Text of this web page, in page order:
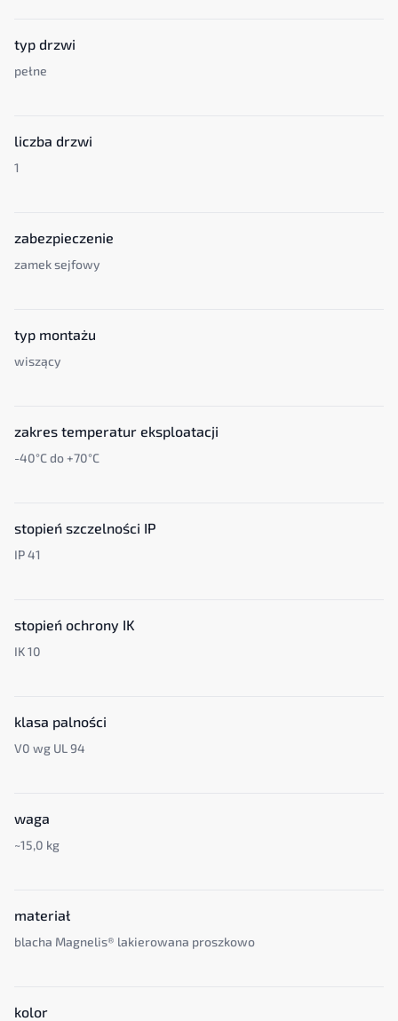
typ drzwi
pełne
liczba drzwi
1
zabezpieczenie
zamek sejfowy
typ montażu
wiszący
zakres temperatur eksploatacji
-40°C do +70°C
stopień szczelności IP
IP 41
stopień ochrony IK
IK 10
klasa palności
V0 wg UL 94
waga
~15,0 kg
materiał
blacha Magnelis® lakierowana proszkowo
kolor